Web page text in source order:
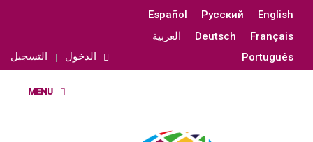
English
Русский
Español
Français
Deutsch
العربية
Português
الدخول التسجيل